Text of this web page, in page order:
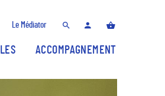
Le Médiator
ACCOMPAGNEMENT